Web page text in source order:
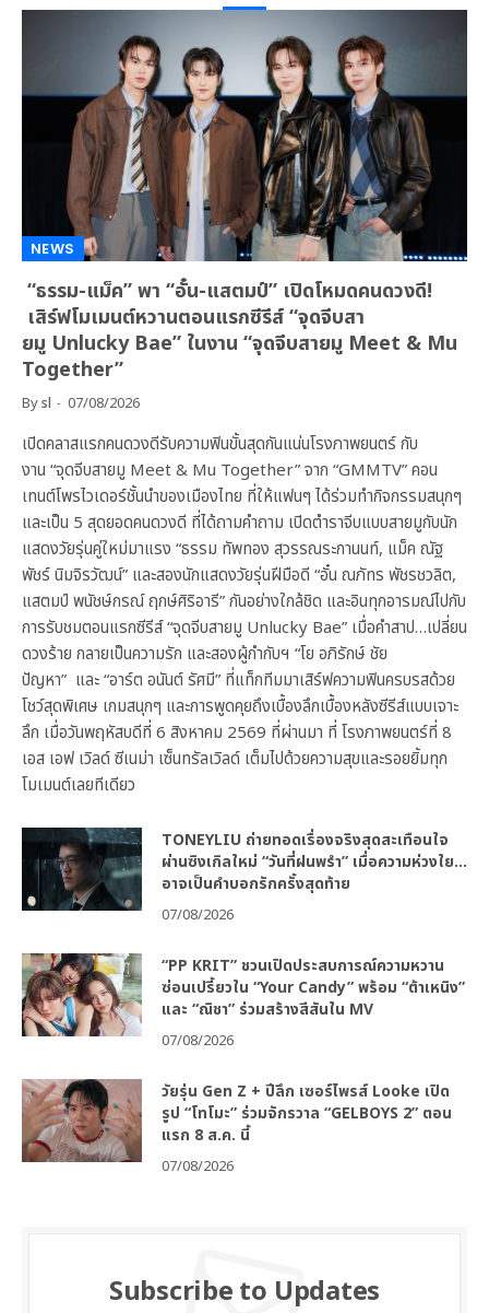
NEWS
“ธรรม-แม็ค” พา “อั๋น-แสตมป์” เปิดโหมดคนดวงดี!
เสิร์ฟโมเมนต์หวานตอนแรกซีรีส์ “จุดจีบสา
ยมู Unlucky Bae” ในงาน “จุดจีบสายมู Meet & Mu
Together”
Bysl 07/08/2026
เปิดคลาสแรกคนดวงดีรับความฟินขั้นสุดกันแน่นโรงภาพยนตร์ กับ
งาน “จุดจีบสายมู Meet & Mu Together” จาก “GMMTV” คอน
เทนต์โพรไวเดอร์ชั้นนำของเมืองไทย ที่ให้แฟนๆ ได้ร่วมทำกิจกรรมสนุกๆ
และเป็น 5 สุดยอดคนดวงดี ที่ได้ถามคำถาม เปิดตำราจีบแบบสายมูกับนัก
แสดงวัยรุ่นคู่ใหม่มาแรง “ธรรม ทัพทอง สุวรรณระกานนท์, แม็ค ณัฐ
พัชร์ นิมจิรวัฒน์” และสองนักแสดงวัยรุ่นฝีมือดี “อั๋น ณภัทร พัชรชวลิต,
แสตมป์ พนัชษ์กรณ์ ฤกษ์ศิริอารี” กันอย่างใกล้ชิด และอินทุกอารมณ์ไปกับ
การรับชมตอนแรกซีรีส์ “จุดจีบสายมู Unlucky Bae” เมื่อคำสาป…เปลี่ยน
ดวงร้าย กลายเป็นความรัก และสองผู้กำกับฯ “โย อภิรักษ์ ชัย
ปัญหา” และ “อาร์ต อนันต์ รัศมี” ที่แท็กทีมมาเสิร์ฟความฟินครบรสด้วย
โชว์สุดพิเศษ เกมสนุกๆ และการพูดคุยถึงเบื้องลึกเบื้องหลังซีรีส์แบบเจาะ
ลึก เมื่อวันพฤหัสบดีที่ 6 สิงหาคม 2569 ที่ผ่านมา ที่ โรงภาพยนตร์ที่ 8
เอส เอฟ เวิลด์ ซีเนม่า เซ็นทรัลเวิลด์ เต็มไปด้วยความสุขและรอยยิ้มทุก
โมเมนต์เลยทีเดียว
TONEYLIU ถ่ายทอดเรื่องจริงสุดสะเทือนใจ
ผ่านซิงเกิลใหม่ “วันที่ฝนพรำ” เมื่อความห่วงใย…
อาจเป็นคำบอกรักครั้งสุดท้าย
07/08/2026
“PP KRIT” ชวนเปิดประสบการณ์ความหวาน
ซ่อนเปรี้ยวใน “Your Candy” พร้อม “ต้าเหนิง”
และ “ณิชา” ร่วมสร้างสีสันใน MV
07/08/2026
วัยรุ่น Gen Z + ปีลึก เซอร์ไพรส์ Looke เปิด
รูป “โทโมะ” ร่วมจักรวาล “GELBOYS 2” ตอน
แรก 8 ส.ค. นี้
07/08/2026
Subscribe to Updates